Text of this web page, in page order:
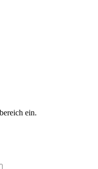
ein.